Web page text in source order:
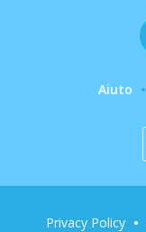
Aiuto
Privacy Policy